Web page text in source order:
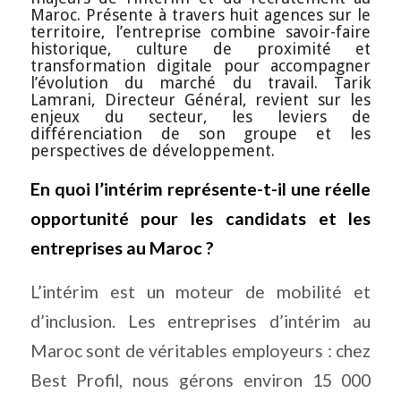
Maroc. Présente à travers huit agences sur le
territoire, l’entreprise combine savoir-faire
historique, culture de proximité et
transformation digitale pour accompagner
l’évolution du marché du travail. Tarik
Lamrani, Directeur Général, revient sur les
enjeux du secteur, les leviers de
différenciation de son groupe et les
perspectives de développement.
En quoi l’intérim représente-t-il une réelle
opportunité pour les candidats et les
entreprises au Maroc ?
L’intérim est un moteur de mobilité et
d’inclusion. Les entreprises d’intérim au
Maroc sont de véritables employeurs : chez
Best Profil, nous gérons environ 15 000